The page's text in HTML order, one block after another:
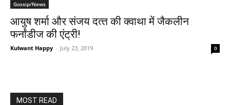
Gossip/News
आयुष शर्मा और संजय दत्‍त की क्‍वाथा में जैकलीन
फर्नांडीज की एंट्री!
Kulwant Happy - July 23, 2019 0
MOST READ